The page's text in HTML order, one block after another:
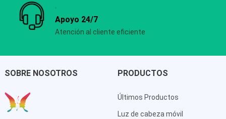
Apoyo 24/7
Atención al cliente eficiente
SOBRE NOSOTROS PRODUCTOS
Últimos Productos
Luz de cabeza móvil